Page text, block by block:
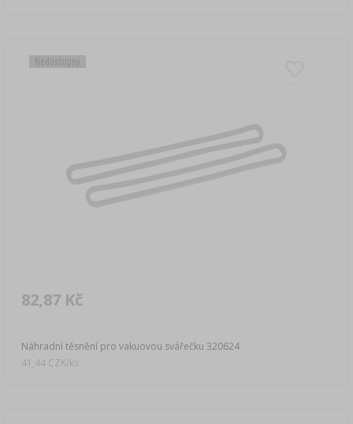
Náhradní těsnění pro vakuovou svářečku 320624
82,87 Kč
41,44 CZK/ks